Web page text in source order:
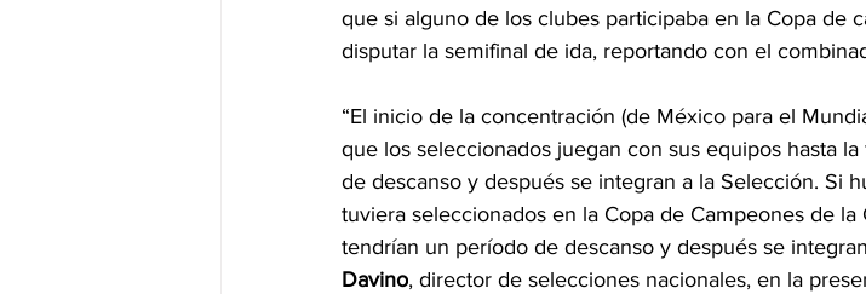
que si alguno de los clubes participaba en la Copa de
disputar la semifinal de ida, reportando con el
“El inicio de la concentración (de México para el
que los seleccionados juegan con sus equipos hasta
de descanso y después se integran a la Selección. Si
tuviera seleccionados en la Copa de Campeones de
tendrían un período de descanso y después se
Davino, director de selecciones nacionales, en la